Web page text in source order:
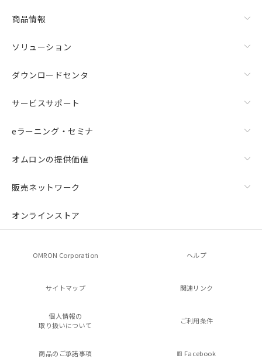
商品情報
ソリューション
ダウンロードセンタ
サービスサポート
eラーニング・セミナ
オムロンの提供価値
販売ネットワーク
オンラインストア
OMRON Corporation ヘルプ
サイトマップ 関連リンク
個人情報の
取り扱いについて
ご利用条件
商品のご承諾事項 Facebook